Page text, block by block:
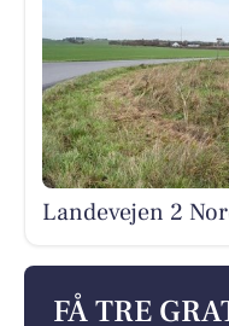
Landevejen 2
FÅ TRE